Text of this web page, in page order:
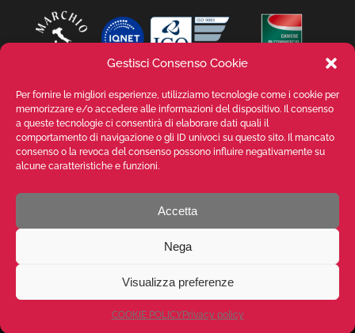
Gestisci Consenso Cookie
Per fornire le migliori esperienze, utilizziamo tecnologie come i cookie per
memorizzare e/o accedere alle informazioni del dispositivo. Il consenso
a queste tecnologie ci consentirà di elaborare dati quali il
comportamento di navigazione o gli ID univoci su questo sito. Il mancato
consenso o la revoca del consenso possono influire negativamente su
alcune caratteristiche e funzioni.
Accetta
Nega
Visualizza preferenze
COOKIE POLICYPrivacy policy
RESERVED. The reproduction, even partial, of texts, images and content
S.p.A. - POWERED BY
LinkedInFacebookYouTubeInstagram
Twitter